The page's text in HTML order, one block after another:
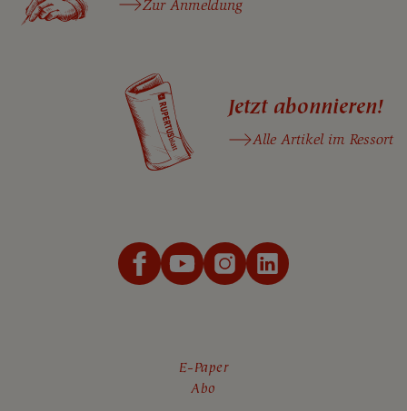
Zur Anmeldung
Jetzt abonnieren!
Alle Artikel im Ressort
E-Paper
Abo